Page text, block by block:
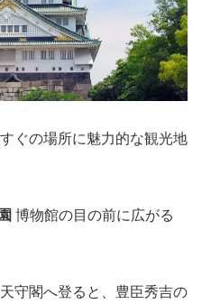
ぐの場所に魅力的な観光地
博物館の目の前に広がる
守閣へ登ると、豊臣秀吉の